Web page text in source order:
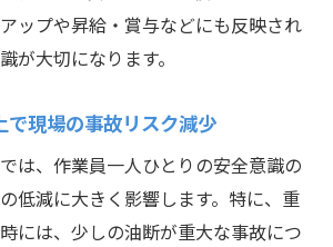
ップや昇給・賞与などにも反映され
が大切になります。
で現場の事故リスク減少
は、作業員一人ひとりの安全意識の
低減に大きく影響します。特に、重
には、少しの油断が重大な事故につ